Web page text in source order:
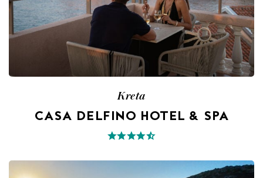
Kreta
CASA DELFINO HOTEL & SPA